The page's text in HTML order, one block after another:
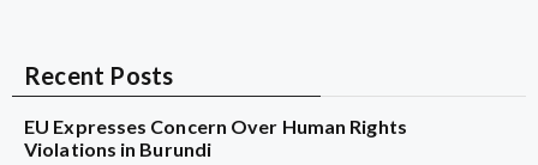
Recent Posts
EU Expresses Concern Over Human Rights
Violations in Burundi